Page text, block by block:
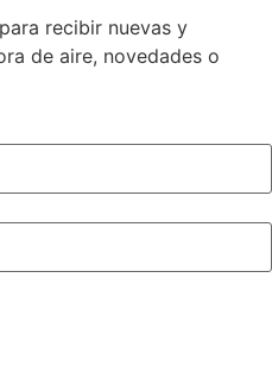
recibir nuevas y
de aire, novedades o